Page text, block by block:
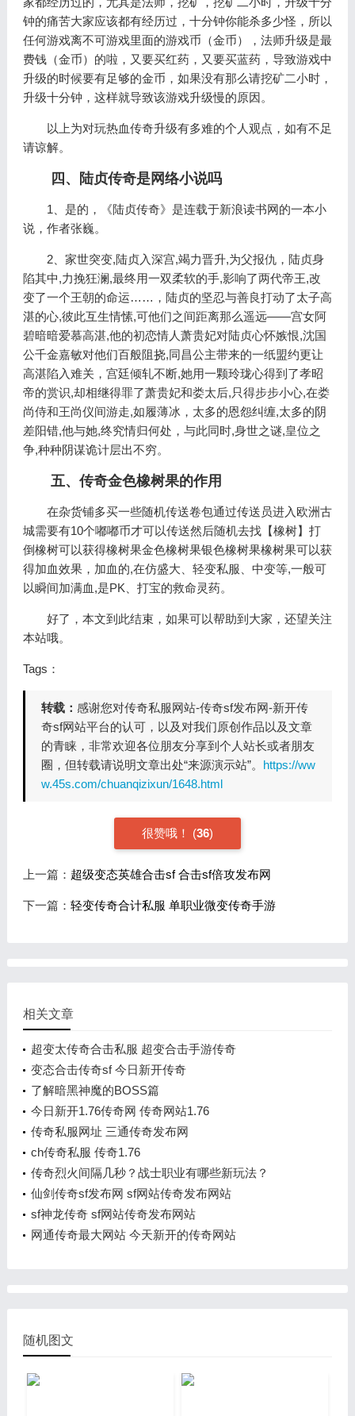
钟的痛苦大家应该都有经历过，十分钟你能杀多少怪，所以
任何游戏离不可游戏里面的游戏币（金币），法师升级是最
费钱（金币）的啦，又要买红药，又要买蓝药，导致游戏中
升级的时候要有足够的金币，如果没有那么请挖矿二小时，
升级十分钟，这样就导致该游戏升级慢的原因。
以上为对玩热血传奇升级有多难的个人观点，如有不足
请谅解。
四、陆贞传奇是网络小说吗
1、是的，《陆贞传奇》是连载于新浪读书网的一本小
说，作者张巍。
2、家世突变,陆贞入深宫,竭力晋升,为父报仇，陆贞身
陷其中,力挽狂澜,最终用一双柔软的手,影响了两代帝王,改
变了一个王朝的命运……，陆贞的坚忍与善良打动了太子高
湛的心,彼此互生情愫,可他们之间距离那么遥远——宫女阿
碧暗暗爱慕高湛,他的初恋情人萧贵妃对陆贞心怀嫉恨,沈国
公千金嘉敏对他们百般阻挠,同昌公主带来的一纸盟约更让
高湛陷入难关，宫廷倾轧不断,她用一颗玲珑心得到了孝昭
帝的赏识,却相继得罪了萧贵妃和娄太后,只得步步小心,在娄
尚侍和王尚仪间游走,如履薄冰，太多的恩怨纠缠,太多的阴
差阳错,他与她,终究情归何处，与此同时,身世之谜,皇位之
争,种种阴谋诡计层出不穷。
五、传奇金色橡树果的作用
在杂货铺多买一些随机传送卷包通过传送员进入欧洲古
城需要有10个嘟嘟币才可以传送然后随机去找【橡树】打
倒橡树可以获得橡树果金色橡树果银色橡树果橡树果可以获
得加血效果，加血的,在仿盛大、轻变私服、中变等,一般可
以瞬间加满血,是PK、打宝的救命灵药。
好了，本文到此结束，如果可以帮助到大家，还望关注
本站哦。
Tags：
转载： 感谢您对传奇私服网站-传奇sf发布网-新开传
奇sf网站平台的认可，以及对我们原创作品以及文章
的青睐，非常欢迎各位朋友分享到个人站长或者朋友
圈，但转载请说明文章出处“来源演示站”。 https://ww
w.45s.com/chuanqizixun/1648.html
很赞哦！ (36)
上一篇： 超级变态英雄合击sf 合击sf倍攻发布网
下一篇： 轻变传奇合计私服 单职业微变传奇手游
相关文章
超变太传奇合击私服 超变合击手游传奇
变态合击传奇sf 今日新开传奇
了解暗黑神魔的BOSS篇
今日新开1.76传奇网 传奇网站1.76
传奇私服网址 三通传奇发布网
ch传奇私服 传奇1.76
传奇烈火间隔几秒？战士职业有哪些新玩法？
仙剑传奇sf发布网 sf网站传奇发布网站
sf神龙传奇 sf网站传奇发布网站
网通传奇最大网站 今天新开的传奇网站
随机图文